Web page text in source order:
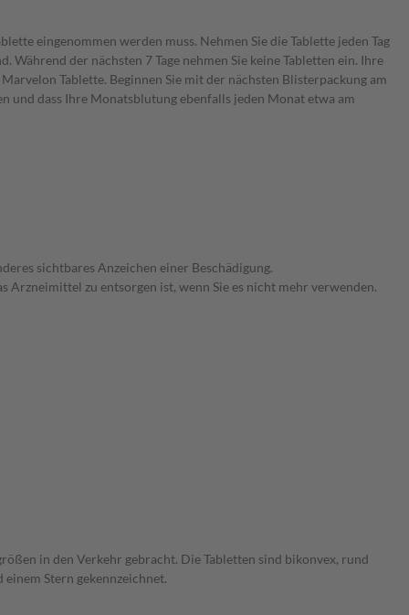
eingenommen werden muss. Nehmen Sie die Tablette jeden Tag
der nächsten 7 Tage nehmen Sie keine Tabletten ein. Ihre
Tablette. Beginnen Sie mit der nächsten Blisterpackung am
und dass Ihre Monatsblutung ebenfalls jeden Monat etwa am
sichtbares Anzeichen einer Beschädigung.
Arzneimittel zu entsorgen ist, wenn Sie es nicht mehr verwenden.
in den Verkehr gebracht. Die Tabletten sind bikonvex, rund
Stern gekennzeichnet.